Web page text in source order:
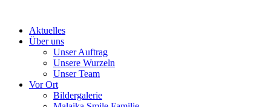
contentAktuelles
Über uns
Unser Auftrag
Unsere Wurzeln
Unser Team
Vor Ort
Bildergalerie